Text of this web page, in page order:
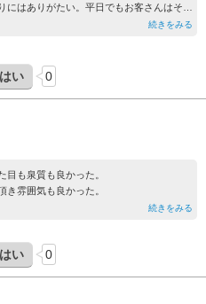
はありがたい。平日でもお客さんはそこ
続きをみる
はい 0
目も泉質も良かった。
き雰囲気も良かった。
続きをみる
はい 0